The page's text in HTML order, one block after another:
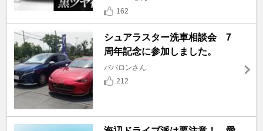
162
シュアラスター洗車相談会 7
周年記念に参加しました。
ババロンさん
212